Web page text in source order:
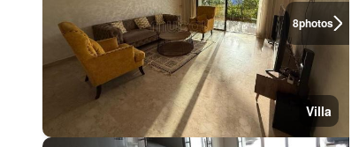
8photos
Villa